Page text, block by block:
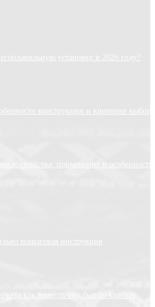
установку в 2026 году?
конструкции и критерии выбора
свойства, применение и особенности
пошаговая инструкция
как вернуть ему былую красоту